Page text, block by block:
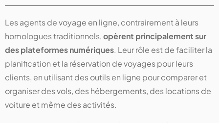
Les agents de voyage en ligne, contrairement à leurs
homologues traditionnels,opèrent principalement sur
des plateformes numériques. Leur rôle est de faciliter la
planification et la réservation de voyages pour leurs
clients, en utilisant des outils en ligne pour comparer et
organiser des vols, des hébergements, des locations de
voiture et même des activités.